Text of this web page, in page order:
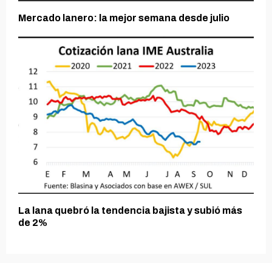
Mercado lanero: la mejor semana desde julio
La lana quebró la tendencia bajista y subió más
de 2%